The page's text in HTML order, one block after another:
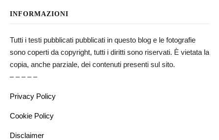
INFORMAZIONI
Tutti i testi pubblicati pubblicati in questo blog e le fotografie
sono coperti da copyright, tutti i diritti sono riservati. È vietata la
copia, anche parziale, dei contenuti presenti sul sito.
– – – – –
Privacy Policy
Cookie Policy
Disclaimer